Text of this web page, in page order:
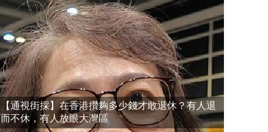
【通視街採】在香港攢夠多少錢才敢退休？有人退
而不休，有人放眼大灣區